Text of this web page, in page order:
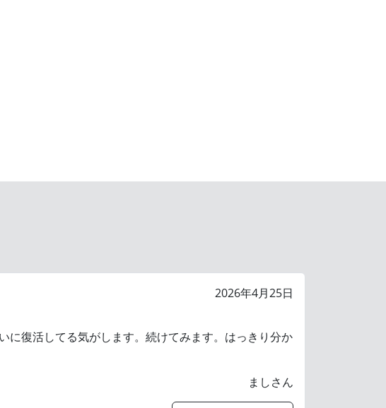
2026年4月25日
に復活してる気がします。続けてみます。はっきり分か
ましさん